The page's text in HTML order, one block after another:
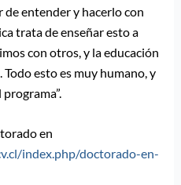
entender y hacerlo con
trata de enseñar esto a
con otros, y la educación
esto es muy humano, y
en
index.php/doctorado-en-